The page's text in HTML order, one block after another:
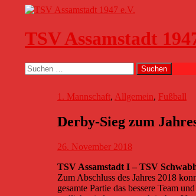
springenTSV Assamstadt
Suchen
Suchen
nach:
1. Mannschaft, Allgemein, Fußball
Derby-Sieg zum
26. November 2018
TSV Assamstadt I – TSV
Zum Abschluss des Jahres 2018
gesamte Partie das bessere Team